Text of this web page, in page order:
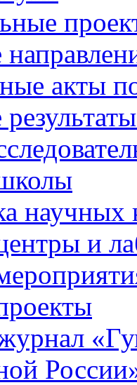
акты
научных
и
«